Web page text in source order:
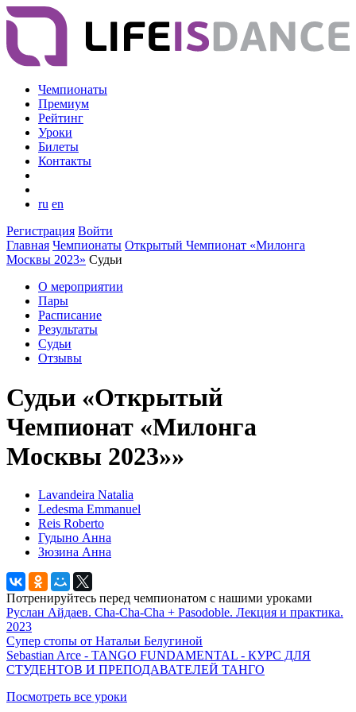
Чемпионаты
Премиум
Рейтинг
Уроки
Билеты
Контакты
ru en
Регистрация Войти
Главная Чемпионаты Открытый Чемпионат «Милонга
Москвы 2023» Судьи
О мероприятии
Пары
Расписание
Результаты
Судьи
Отзывы
Судьи «Открытый
Чемпионат «Милонга
Москвы 2023»»
Lavandeira Natalia
Ledesma Emmanuel
Reis Roberto
Гудыно Анна
Зюзина Анна
Потренируйтесь перед чемпионатом с нашими уроками
Руслан Айдаев. Cha-Cha-Cha + Pasodoble. Лекция и практика.
2023
Супер стопы от Натальи Белугиной
Sebastian Arce - TANGO FUNDAMENTAL - КУРС ДЛЯ
СТУДЕНТОВ И ПРЕПОДАВАТЕЛЕЙ ТАНГО
Посмотреть все уроки